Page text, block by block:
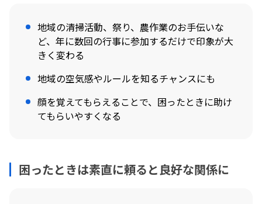
地域の清掃活動、祭り、農作業のお手伝いな
ど、年に数回の行事に参加するだけで印象が大
きく変わる
地域の空気感やルールを知るチャンスにも
顔を覚えてもらえることで、困ったときに助け
てもらいやすくなる
困ったときは素直に頼ると良好な関係に